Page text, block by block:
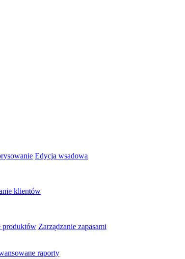
Edycja wsadowa
klientów
produktów Zarządzanie zapasami
raporty